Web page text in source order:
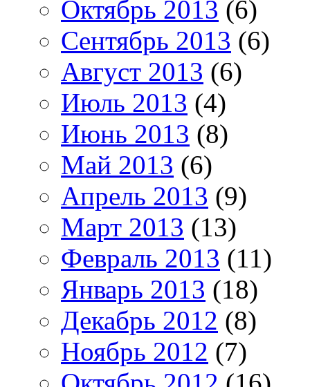
Октябрь 2013 (6)
Сентябрь 2013 (6)
Август 2013 (6)
Июль 2013 (4)
Июнь 2013 (8)
Май 2013 (6)
Апрель 2013 (9)
Март 2013 (13)
Февраль 2013 (11)
Январь 2013 (18)
Декабрь 2012 (8)
Ноябрь 2012 (7)